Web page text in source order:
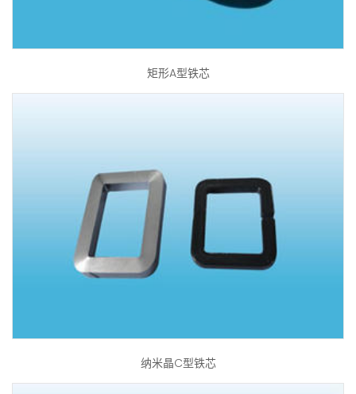
矩形A型铁芯
纳米晶C型铁芯